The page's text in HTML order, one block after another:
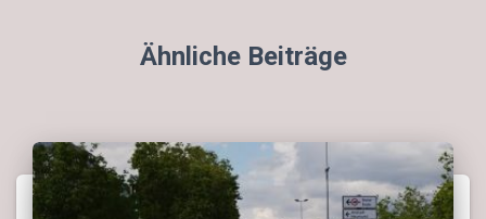
Ähnliche Beiträge